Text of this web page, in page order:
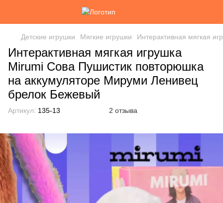
Детские игрушки Мягкие игрушки Интерактивная мягкая
Интерактивная мягкая игрушка
Mirumi Сова Пушистик повторюшка
на аккумуляторе Мируми Ленивец
брелок Бежевый
Артикул: 135-13 2 отзыва